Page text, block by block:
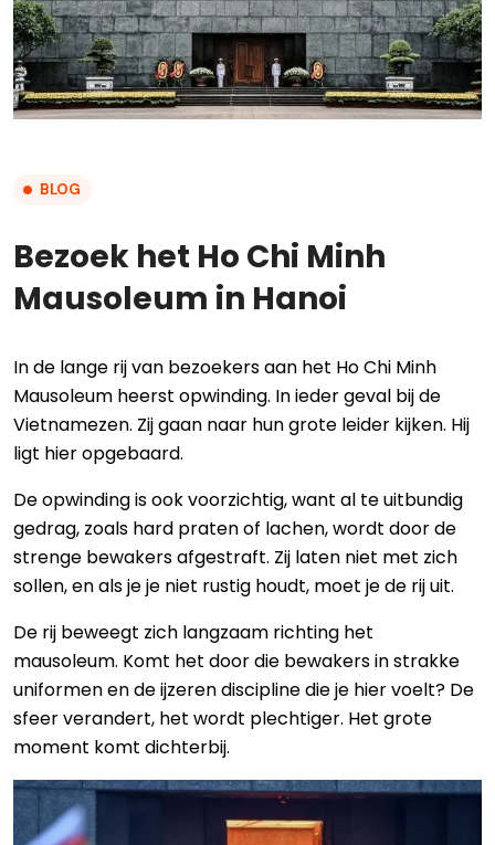
BLOG
Bezoek het Ho Chi Minh
Mausoleum in Hanoi
In de lange rij van bezoekers aan het Ho Chi Minh
Mausoleum heerst opwinding. In ieder geval bij de
Vietnamezen. Zij gaan naar hun grote leider kijken. Hij
ligt hier opgebaard.
De opwinding is ook voorzichtig, want al te uitbundig
gedrag, zoals hard praten of lachen, wordt door de
strenge bewakers afgestraft. Zij laten niet met zich
sollen, en als je je niet rustig houdt, moet je de rij uit.
De rij beweegt zich langzaam richting het
mausoleum. Komt het door die bewakers in strakke
uniformen en de ijzeren discipline die je hier voelt? De
sfeer verandert, het wordt plechtiger. Het grote
moment komt dichterbij.